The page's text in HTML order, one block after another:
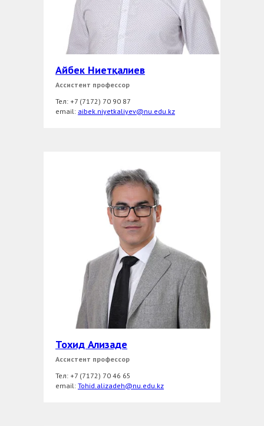
Айбек Ниетқалиев
Ассистент профессор
Тел: +7 (7172) 70 90 87
еmail: aibek.niyetkaliyev@nu.edu.kz
Тохид Ализаде
Ассистент профессор
Тел: +7 (7172) 70 46 65
еmail: Tohid.alizadeh@nu.edu.kz